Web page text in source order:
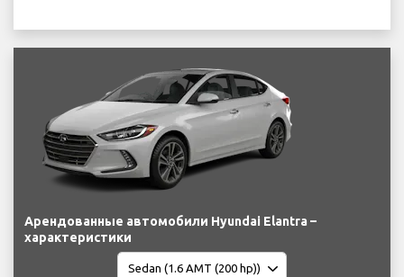
Арендованные автомобили Hyundai Elantra –
характеристики